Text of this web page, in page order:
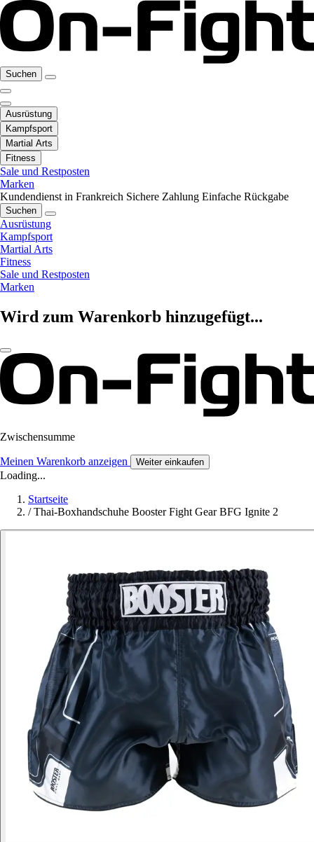
Suchen
Ausrüstung
Kampfsport
Martial Arts
Fitness
Sale und Restposten
Marken
Kundendienst in Frankreich Sichere Zahlung Einfache Rückgabe
Suchen
Ausrüstung
Kampfsport
Martial Arts
Fitness
Sale und Restposten
Marken
Wird zum Warenkorb hinzugefügt...
Zwischensumme
Meinen Warenkorb anzeigen Weiter einkaufen
Loading...
Startseite
/ Thai-Boxhandschuhe Booster Fight Gear BFG Ignite 2